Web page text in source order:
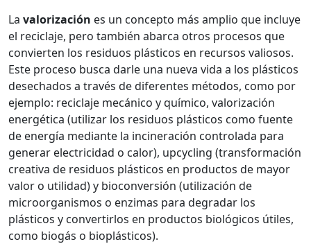
La valorización es un concepto más amplio que incluye
el reciclaje, pero también abarca otros procesos que
convierten los residuos plásticos en recursos valiosos.
Este proceso busca darle una nueva vida a los plásticos
desechados a través de diferentes métodos, como por
ejemplo: reciclaje mecánico y químico, valorización
energética (utilizar los residuos plásticos como fuente
de energía mediante la incineración controlada para
generar electricidad o calor), upcycling (transformación
creativa de residuos plásticos en productos de mayor
valor o utilidad) y bioconversión (utilización de
microorganismos o enzimas para degradar los
plásticos y convertirlos en productos biológicos útiles,
como biogás o bioplásticos).